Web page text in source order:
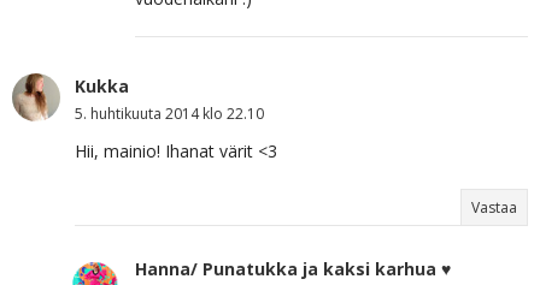
Kukka
5. huhtikuuta 2014 klo 22.10
Hii, mainio! Ihanat värit <3
Vastaa
Hanna/ Punatukka ja kaksi karhua ♥